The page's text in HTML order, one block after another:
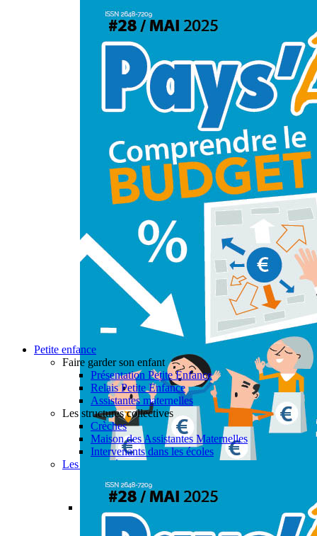
Permalink
Petite enfance
Faire garder son enfant
Présentation Petite Enfance
Relais Petite Enfance
Assistantes maternelles
Les structures collectives
Crèches
Maison des Assistantes Maternelles
Intervenants dans les écoles
Les actualités petite enfance